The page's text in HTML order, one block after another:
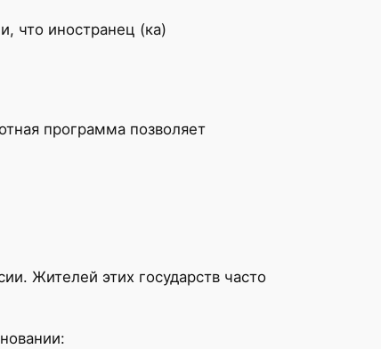
что иностранец (ка)
программа позволяет
Жителей этих государств часто